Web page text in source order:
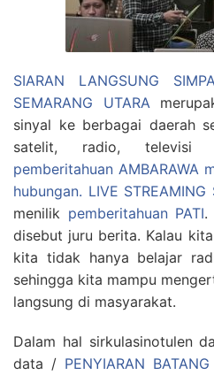
SIARAN LANGSUNG
SEMARANG UTARA
sinyal ke berbagai daerah
satelit, radio, televisi
pemberitahuan AMBARAWA
hubungan. LIVE STREAMING
menilik pemberitahuan PATI.
disebut juru berita. Kalau
kita tidak hanya belajar
sehingga kita mampu
langsung di masyarakat.
Dalam hal sirkulasinotulen
data / PENYIARAN BATANG